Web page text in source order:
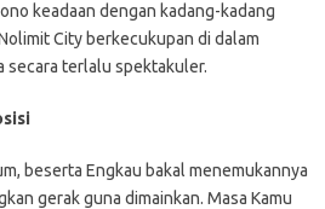
keadaan dengan kadang-kadang
City berkecukupan di dalam
secara terlalu spektakuler.
beserta Engkau bakal menemukannya
gerak guna dimainkan. Masa Kamu